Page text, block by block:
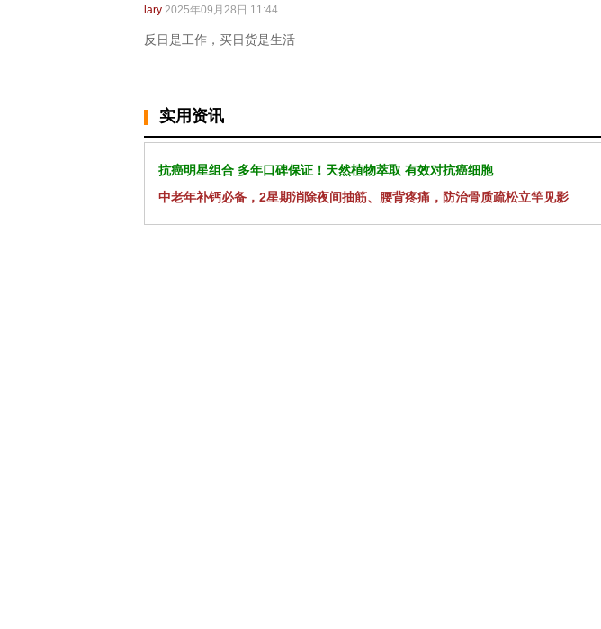
lary 2025年09月28日 11:44
反日是工作，买日货是生活
实用资讯
抗癌明星组合 多年口碑保证！天然植物萃取 有效对抗癌细胞
中老年补钙必备，2星期消除夜间抽筋、腰背疼痛，防治骨质疏松立竿见影